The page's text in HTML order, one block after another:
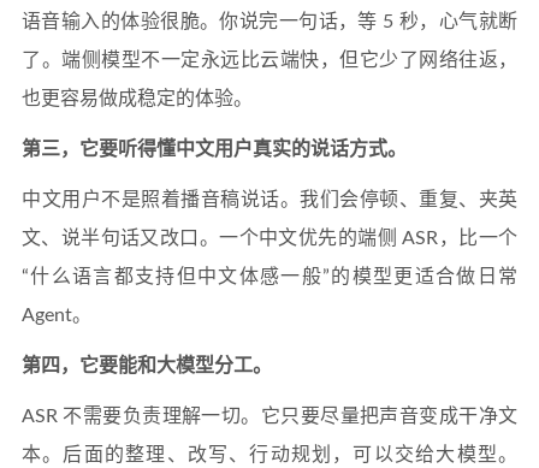
语音输入的体验很脆。你说完一句话，等 5 秒，心气就断
了。端侧模型不一定永远比云端快，但它少了网络往返，
也更容易做成稳定的体验。
第三，它要听得懂中文用户真实的说话方式。
中文用户不是照着播音稿说话。我们会停顿、重复、夹英
文、说半句话又改口。一个中文优先的端侧 ASR，比一个
“什么语言都支持但中文体感一般”的模型更适合做日常
Agent。
第四，它要能和大模型分工。
ASR 不需要负责理解一切。它只要尽量把声音变成干净文
本。后面的整理、改写、行动规划，可以交给大模型。